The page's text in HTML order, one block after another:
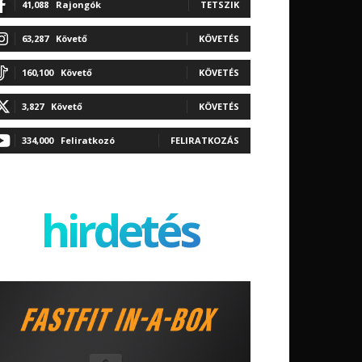
41,088 Rajongók TETSZIK
63,287 Követő KÖVETÉS
160,100 Követő KÖVETÉS
3,827 Követő KÖVETÉS
334,000 Feliratkozó FELIRATKOZÁS
hirdetés